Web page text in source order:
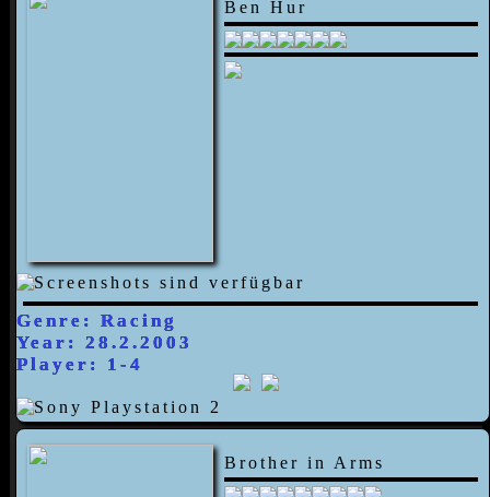
Ben Hur
Genre: Racing
Year: 28.2.2003
Player: 1-4
Brother in Arms